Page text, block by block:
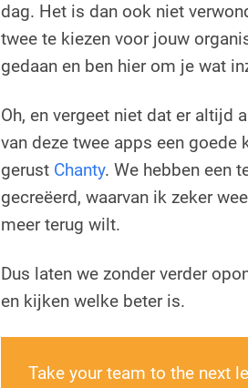
dag. Het is dan ook niet
twee te kiezen voor jouw
gedaan en ben hier om je wat
Oh, en vergeet niet dat er altijd
van deze twee apps een
gerust Chanty. We hebben een
gecreëerd, waarvan ik zeker
meer terug wilt.
Dus laten we zonder verder
en kijken welke beter is.
Take your team to the next